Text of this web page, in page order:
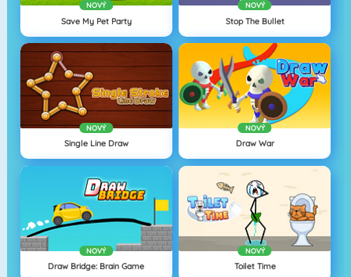
NOVÝ
Save My Pet Party
NOVÝ
Stop The Bullet
NOVÝ
Single Line Draw
NOVÝ
Draw War
NOVÝ
Draw Bridge: Brain Game
NOVÝ
Toilet Time